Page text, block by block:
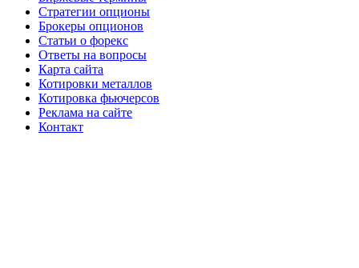
Стратегии опционы
Брокеры опционов
Статьи о форекс
Ответы на вопросы
Карта сайта
Котировки металлов
Котировка фьючерсов
Реклама на сайте
Контакт